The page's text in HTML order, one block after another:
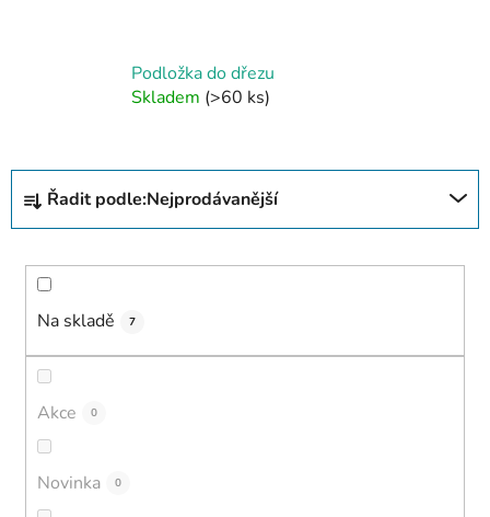
Podložka do dřezu
Skladem (>60 ks)
Ř
z
Řadit podle:Nejprodávanější
Na skladě 7
Akce 0
Novinka 0